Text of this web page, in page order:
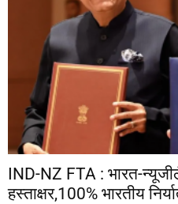
IND-NZ FTA : भारत-
हस्ताक्षर,100% भारतीय